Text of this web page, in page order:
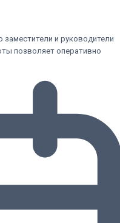
заместители и руководители
позволяет оперативно